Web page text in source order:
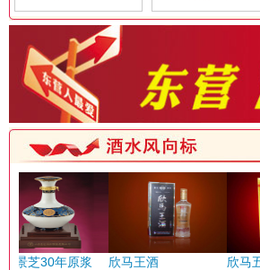
淄博路
丽晶大酒店
鲁味坊
美国加州牛肉面东城店
南国风情生态园
无
芝30年原浆 欣马王酒 欣马五粮